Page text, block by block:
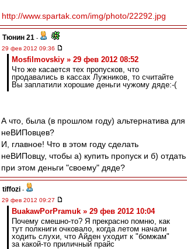
http://www.spartak.com/img/photo/22292.jpg
Тюнин 21 -
29 фев 2012 09:36
Mosfilmovskiy » 29 фев 2012 08:52
Что же касается тех пропусков, что
продавались в кассах Лужников, то считайте
Вы заплатили хорошие деньги чужому дяде:-(
А что, была (в прошлом году) альтернатива для
неВИПовцев?
И, главное! Что в этом году сделать
неВИПовцу, чтобы а) купить пропуск и б) отдать
при этом деньги "своему" дяде?
tiffozi -
29 фев 2012 09:27
BuakawPorPramuk » 29 фев 2012 10:04
Почему смешно-то? Я прекрасно помню, как
тут полкниги очковало, когда летом начали
ходить слухи, что Айден уходит к "бомжам"
за какой-то приличный прайс